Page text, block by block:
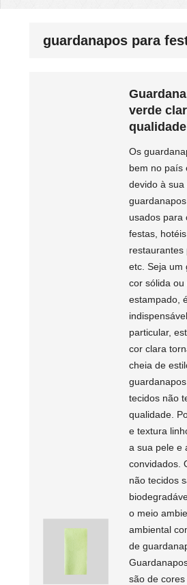
guardanapos para
verde
qualidade
Os
bem no país
devido à
usados ​​para
festas,
restaurantes
etc. Seja um
cor sólida
estampado,
particular,
cor clara
cheia de
tecidos não
qualidade.
e textura
a sua pele e
convidados.
não tecidos
o meio
ambiental
de
são de